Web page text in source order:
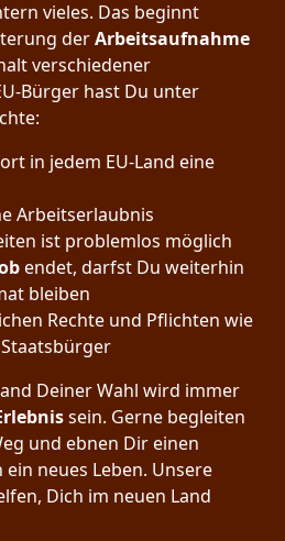
vieles. Das beginnt
derArbeitsaufnahme
verschiedener
Bürger hast Du unter
in jedem EU-Land eine
Arbeitserlaubnis
ist problemlos möglich
endet, darfst Du weiterhin
bleiben
Rechte und Pflichten wie
Deiner Wahl wird immer
sein. Gerne begleiten
und ebnen Dir einen
neues Leben. Unsere
Dich im neuen Land